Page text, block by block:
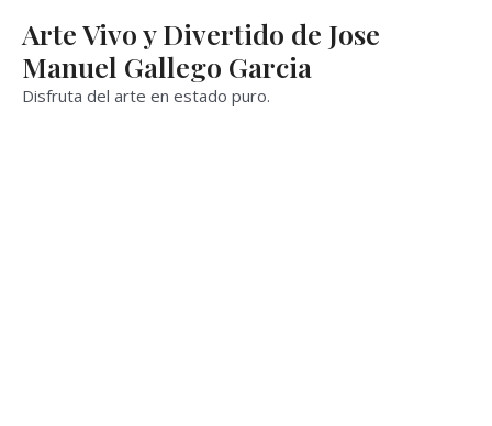
contenido
Arte Vivo y Divertido de Jose
Manuel Gallego Garcia
Disfruta del arte en estado puro.